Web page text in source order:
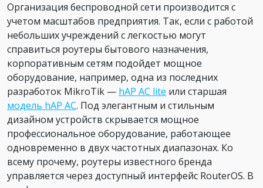
Организация беспроводной сети производится с
учетом масштабов предприятия. Так, если с работой
небольших учреждений с легкостью могут
справиться роутеры бытового назначения,
корпоративным сетям подойдет мощное
оборудование, например, одна из последних
разработок MikroTik — hAP AC lite или старшая
модель hAP AC. Под элегантным и стильным
дизайном устройств скрывается мощное
профессиональное оборудование, работающее
одновременно в двух частотных диапазонах. Ко
всему прочему, роутеры известного бренда
управляется через доступный интерфейс RouterOS. В